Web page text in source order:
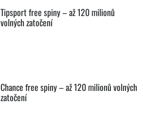
Tipsport free spiny – až 120 milionů
volných zatočení
Chance free spiny – až 120 milionů volných
zatočení